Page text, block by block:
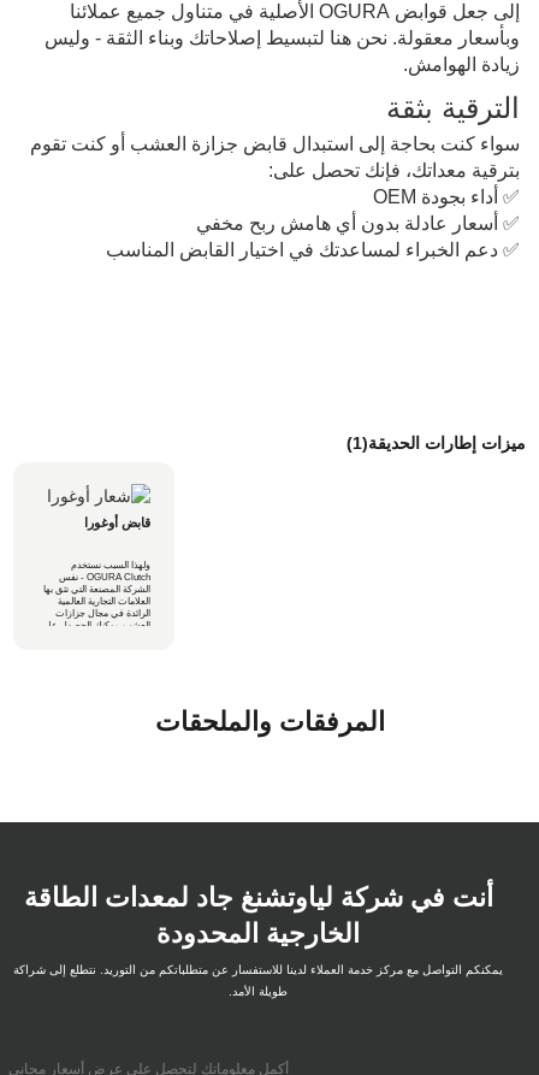
إلى جعل قوابض OGURA الأصلية في متناول جميع عملائنا
وبأسعار معقولة. نحن هنا لتبسيط إصلاحاتك وبناء الثقة - وليس
زيادة الهوامش.
الترقية بثقة
سواء كنت بحاجة إلى استبدال قابض جزازة العشب أو كنت تقوم
بترقية معداتك، فإنك تحصل على:
✅ أداء بجودة OEM
✅ أسعار عادلة بدون أي هامش ربح مخفي
✅ دعم الخبراء لمساعدتك في اختيار القابض المناسب
ميزات إطارات الحديقة(1)
قابض أوغورا
ولهذا السبب نستخدم
OGURA Clutch - نفس
الشركة المصنعة التي تثق بها
العلامات التجارية العالمية
الرائدة في مجال جزازات
العشب. يمكنك الحصول على
المرفقات والملحقات
أنت في شركة لياوتشنغ جاد لمعدات الطاقة
الخارجية المحدودة
يمكنكم التواصل مع مركز خدمة العملاء لدينا للاستفسار عن متطلباتكم من التوريد. نتطلع إلى شراكة
طويلة الأمد.
أكمل معلوماتك لتحصل على عرض أسعار مجاني